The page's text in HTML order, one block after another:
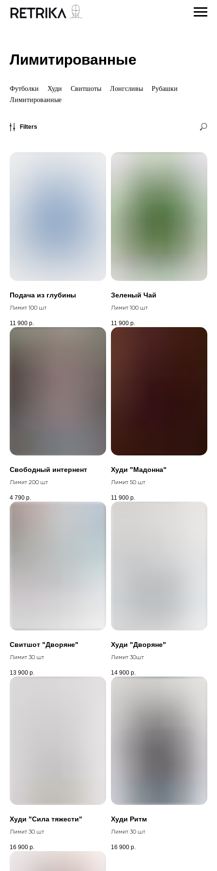
Лимитированные
Футболки Худи Свитшоты Лонгсливы Рубашки
Лимитированные
Filters
Подача из глубины
Лимит 100 шт
11 900 р.
Зеленый Чай
Лимит 100 шт
11 900 р.
Свободный интернент
Лимит 200 шт
4 790 р.
Худи "Мадонна"
Лимит 50 шт
11 900 р.
Свитшот "Дворяне"
Лимит 30 шт
13 900 р.
Худи "Дворяне"
Лимит 30шт
14 900 р.
Худи "Сила тяжести"
Лимит 30 шт
16 900 р.
Худи Ритм
Лимит 30 шт
16 900 р.